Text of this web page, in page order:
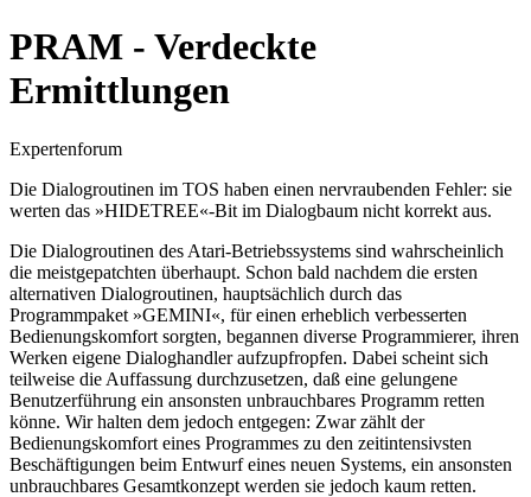
PRAM - Verdeckte
Ermittlungen
Expertenforum
Die Dialogroutinen im TOS haben einen nervraubenden Fehler: sie
werten das »HIDETREE«-Bit im Dialogbaum nicht korrekt aus.
Die Dialogroutinen des Atari-Betriebssystems sind wahrscheinlich
die meistgepatchten überhaupt. Schon bald nachdem die ersten
alternativen Dialogroutinen, hauptsächlich durch das
Programmpaket »GEMINI«, für einen erheblich verbesserten
Bedienungskomfort sorgten, begannen diverse Programmierer, ihren
Werken eigene Dialoghandler aufzupfropfen. Dabei scheint sich
teilweise die Auffassung durchzusetzen, daß eine gelungene
Benutzerführung ein ansonsten unbrauchbares Programm retten
könne. Wir halten dem jedoch entgegen: Zwar zählt der
Bedienungskomfort eines Programmes zu den zeitintensivsten
Beschäftigungen beim Entwurf eines neuen Systems, ein ansonsten
unbrauchbares Gesamtkonzept werden sie jedoch kaum retten.